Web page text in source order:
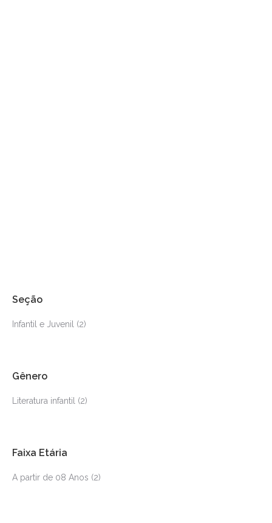
Seção
Infantil e Juvenil (2)
Gênero
Literatura infantil (2)
Faixa Etária
A partir de 08 Anos (2)